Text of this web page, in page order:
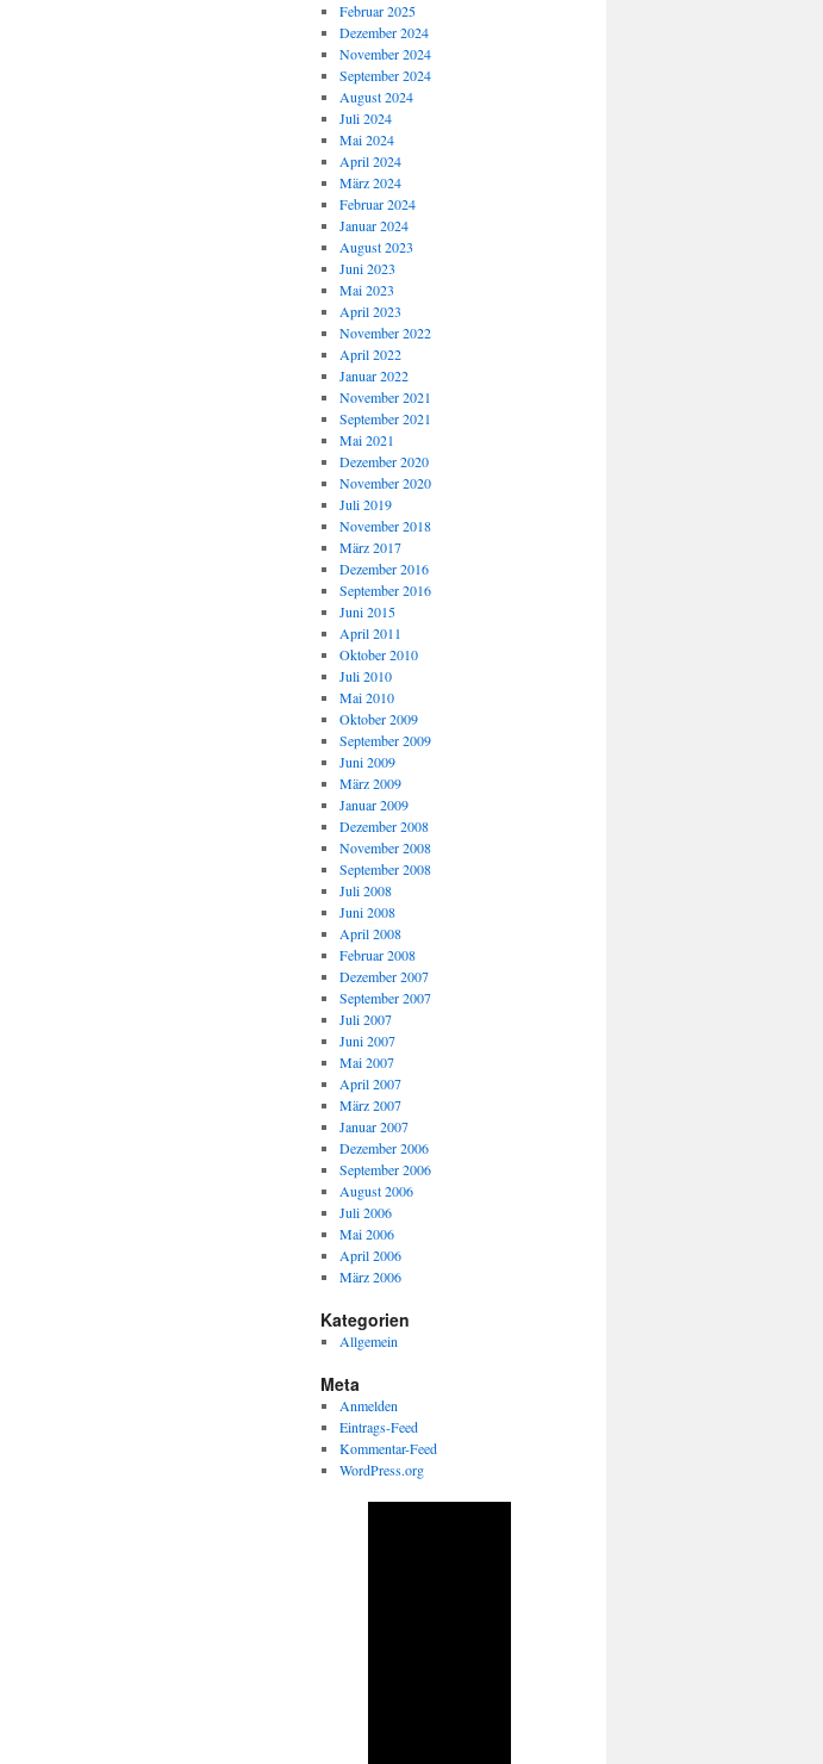
Februar 2025
Dezember 2024
November 2024
September 2024
August 2024
Juli 2024
Mai 2024
April 2024
März 2024
Februar 2024
Januar 2024
August 2023
Juni 2023
Mai 2023
April 2023
November 2022
April 2022
Januar 2022
November 2021
September 2021
Mai 2021
Dezember 2020
November 2020
Juli 2019
November 2018
März 2017
Dezember 2016
September 2016
Juni 2015
April 2011
Oktober 2010
Juli 2010
Mai 2010
Oktober 2009
September 2009
Juni 2009
März 2009
Januar 2009
Dezember 2008
November 2008
September 2008
Juli 2008
Juni 2008
April 2008
Februar 2008
Dezember 2007
September 2007
Juli 2007
Juni 2007
Mai 2007
April 2007
März 2007
Januar 2007
Dezember 2006
September 2006
August 2006
Juli 2006
Mai 2006
April 2006
März 2006
Kategorien
Allgemein
Meta
Anmelden
Eintrags-Feed
Kommentar-Feed
WordPress.org